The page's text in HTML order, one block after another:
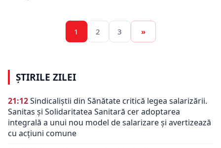
1 2 3 »
ȘTIRILE ZILEI
21:12Sindicaliștii din Sănătate critică legea salarizării.
Sanitas și Solidaritatea Sanitară cer adoptarea
integrală a unui nou model de salarizare și avertizează
cu acțiuni comune